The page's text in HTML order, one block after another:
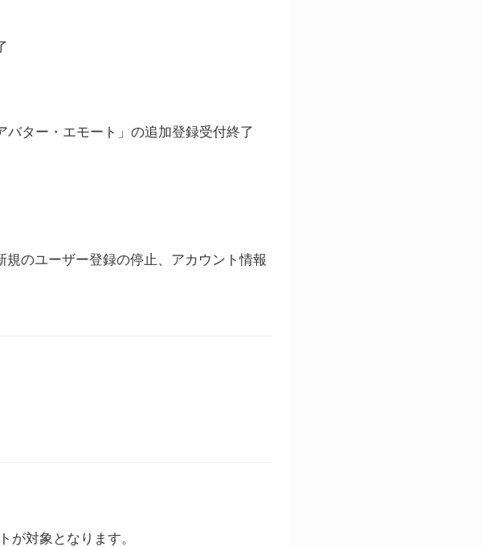
ター・エモート」の追加登録受付終了
規のユーザー登録の停止、アカウント情報
が対象となります。